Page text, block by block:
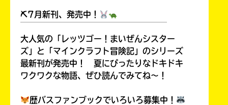
Loading. ..
⛏7月新刊、発売中！
大人気の「レッツゴー！まいぜんシスター
ズ」と「マインクラフト冒険記」のシリーズ
最新刊が発売中！ 夏にぴったりなドキドキ
ワクワクな物語、ぜひ読んでみてね～！
歴バスファンブックでいろいろ募集中！